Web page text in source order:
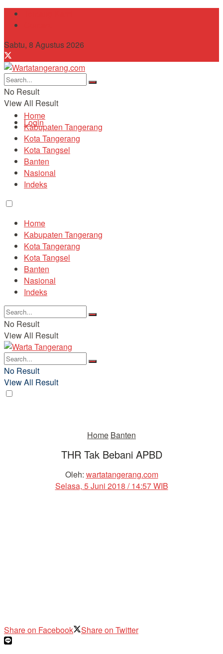
Sabtu, 8 Agustus 2026
No Result
View All Result
Login
Home
Kabupaten Tangerang
Kota Tangerang
Kota Tangsel
Banten
Nasional
Indeks
Home
Kabupaten Tangerang
Kota Tangerang
Kota Tangsel
Banten
Nasional
Indeks
No Result
View All Result
No Result
View All Result
Home Banten
THR Tak Bebani APBD
Oleh: wartatangerang.com
Selasa, 5 Juni 2018 / 14:57 WIB
Share on Facebook Share on Twitter